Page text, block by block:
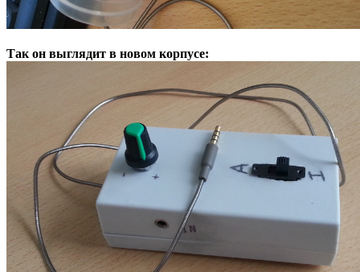
Так он выглядит в новом корпусе: